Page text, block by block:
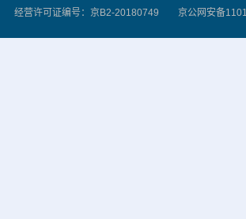
经营许可证编号：京B2-20180749 京公网安备